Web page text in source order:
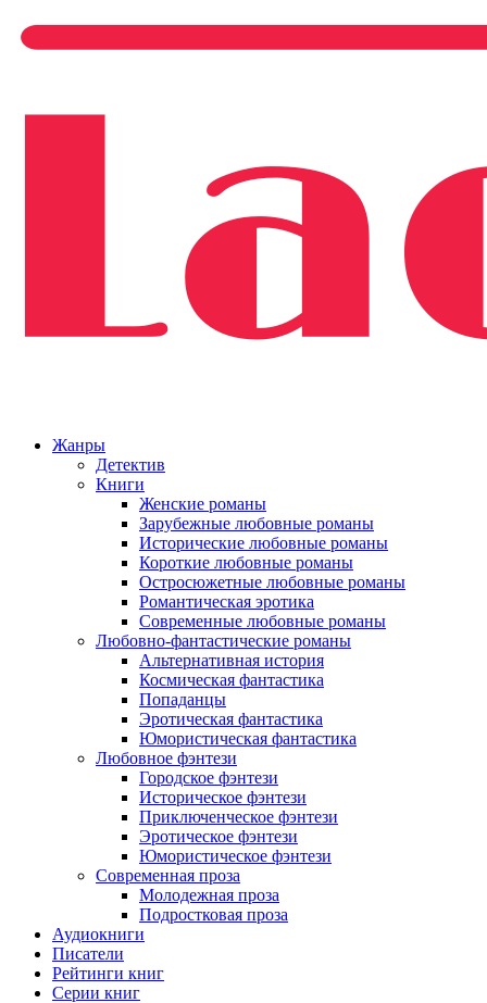
Жанры
Детектив
Книги
Женские романы
Зарубежные любовные романы
Исторические любовные романы
Короткие любовные романы
Остросюжетные любовные романы
Романтическая эротика
Современные любовные романы
Любовно-фантастические романы
Альтернативная история
Космическая фантастика
Попаданцы
Эротическая фантастика
Юмористическая фантастика
Любовное фэнтези
Городское фэнтези
Историческое фэнтези
Приключенческое фэнтези
Эротическое фэнтези
Юмористическое фэнтези
Современная проза
Молодежная проза
Подростковая проза
Аудиокниги
Писатели
Рейтинги книг
Серии книг